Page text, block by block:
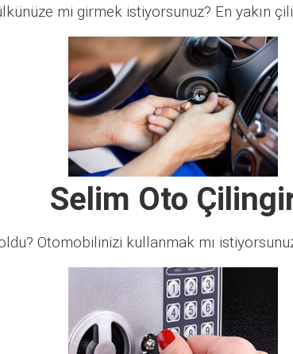
mi girmek istiyorsunuz? En yakın
Selim Oto
Otomobilinizi kullanmak mı